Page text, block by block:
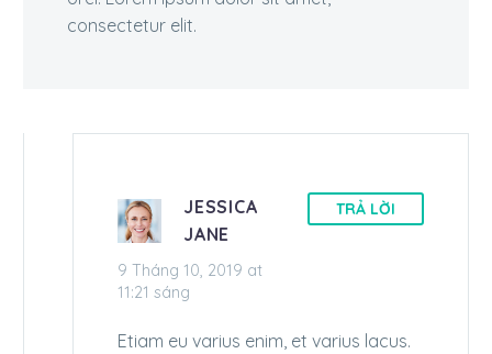
consectetur elit.
JESSICA
JANE
9 Tháng 10, 2019 at
11:21 sáng
TRẢ LỜI
Etiam eu varius enim, et varius lacus.